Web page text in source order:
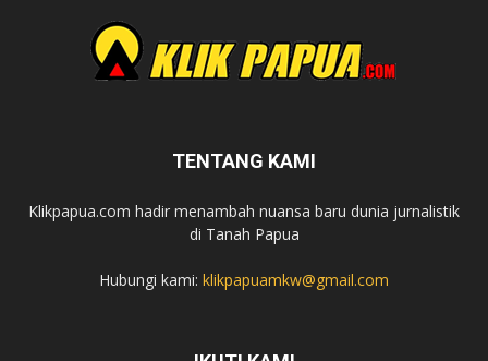
TENTANG KAMI
Klikpapua.com hadir menambah nuansa baru dunia jurnalistik
di Tanah Papua
Hubungi kami: klikpapuamkw@gmail.com